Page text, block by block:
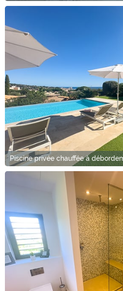
Piscine privée chauffée à